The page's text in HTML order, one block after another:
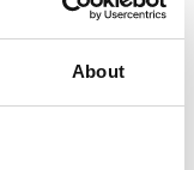
About
tider)
men